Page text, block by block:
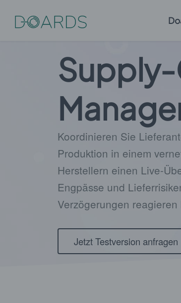
Koordinieren Sie
Produktion in einem
Herstellern einen Live-
Engpässe und
Verzögerungen reagieren
Jetzt Testversion anfragen